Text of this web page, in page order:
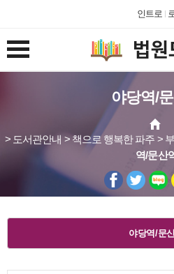
인트로
야당역/
> 도서관안내 > 책으로 행복한 파주 >
역/문산
야당역/문